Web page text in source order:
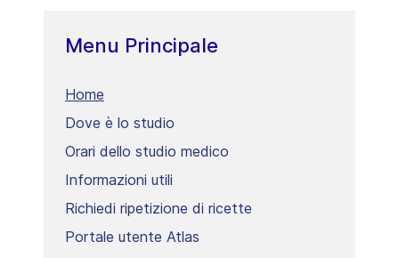
Menu Principale
Home
Dove è lo studio
Orari dello studio medico
Informazioni utili
Richiedi ripetizione di ricette
Portale utente Atlas